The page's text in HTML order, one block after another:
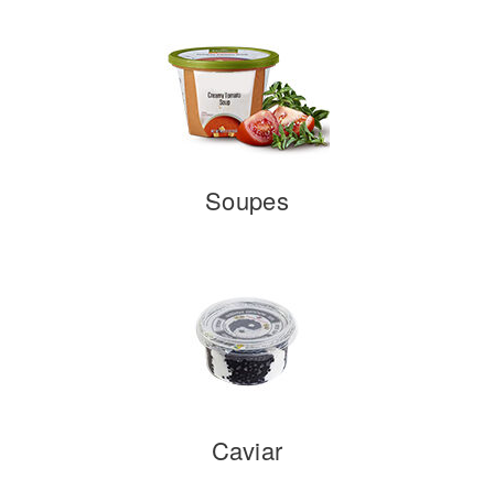
Soupes
Caviar